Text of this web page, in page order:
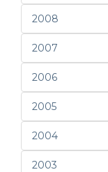
2008
2007
2006
2005
2004
2003